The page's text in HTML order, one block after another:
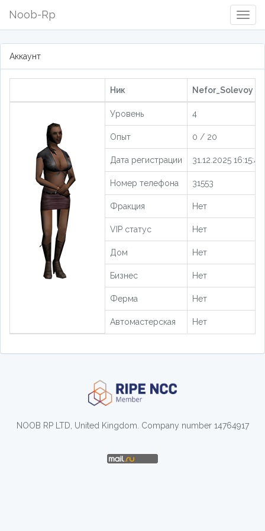
Noob-Rp
Аккаунт
Ник Nefor_Solevoy
Уровень 4
Опыт 0 / 20
Дата регистрации 31.12.2025 16:15:48
Номер телефона 31553
Фракция Нет
VIP статус Нет
Дом Нет
Бизнес Нет
Ферма Нет
Автомастерская Нет
NOOB RP LTD, United Kingdom. Company number 14764917